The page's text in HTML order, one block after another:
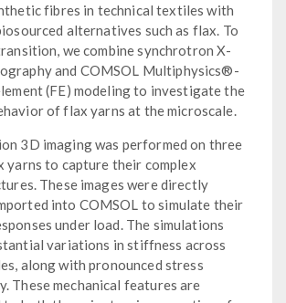
fibres in technical textiles with
alternatives such as flax. To
we combine synchrotron X-
and COMSOL Multiphysics®-
(FE) modeling to investigate the
of flax yarns at the microscale.
3D imaging was performed on three
yarns to capture their complex
These images were directly
into COMSOL to simulate their
under load. The simulations
variations in stiffness across
along with pronounced stress
These mechanical features are